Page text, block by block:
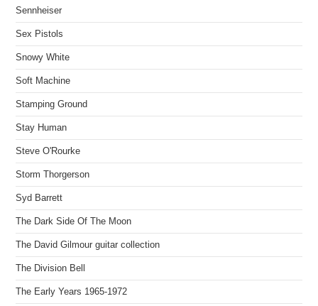
Sennheiser
Sex Pistols
Snowy White
Soft Machine
Stamping Ground
Stay Human
Steve O'Rourke
Storm Thorgerson
Syd Barrett
The Dark Side Of The Moon
The David Gilmour guitar collection
The Division Bell
The Early Years 1965-1972